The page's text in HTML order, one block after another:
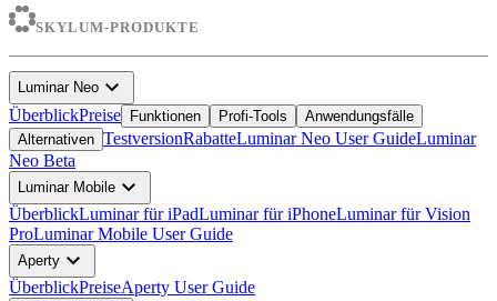
SKYLUM-PRODUKTE
Luminar Neo expand_more
ÜberblickPreise Funktionen Profi-Tools
Anwendungsfälle
Alternativen TestversionRabatteLuminar Neo User GuideLuminar
Neo Beta
Luminar Mobile expand_more
ÜberblickLuminar für iPadLuminar für iPhoneLuminar für Vision
ProLuminar Mobile User Guide
Aperty expand_more
ÜberblickPreiseAperty User Guide